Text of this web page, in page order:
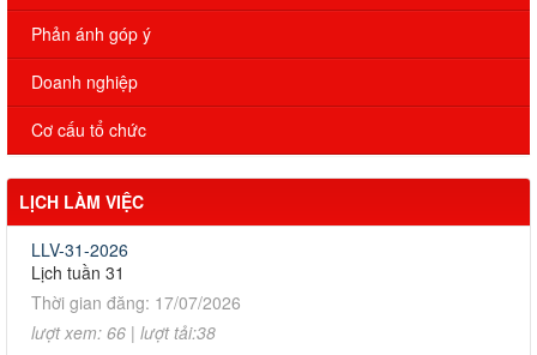
Phản ánh góp ý
Doanh nghiệp
Cơ cấu tổ chức
LỊCH LÀM VIỆC
LLV-31-2026
Lịch tuần 31
Thời gian đăng: 17/07/2026
lượt xem: 66 | lượt tải:38